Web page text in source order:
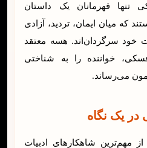
تنها قهرمانان یک داستان
که میان ایمان، تردید، آزادی
سرگردان‌اند. هسه معتقد
خواننده را به شناختی
می‌رساند.
در یک نگاه
از مهم‌ترین شاهکارهای ادبیات